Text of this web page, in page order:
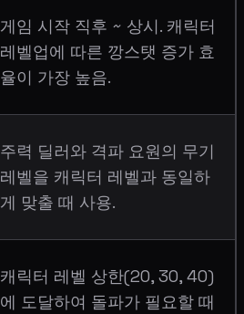
게임 시작 직후 ~ 상시. 캐릭터
레벨업에 따른 깡스탯 증가 효
율이 가장 높음.
주력 딜러와 격파 요원의 무기
레벨을 캐릭터 레벨과 동일하
게 맞출 때 사용.
캐릭터 레벨 상한(20, 30, 40)
에 도달하여 돌파가 필요할 때